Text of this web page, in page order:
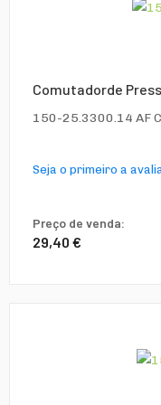
Comutadorde
150-25.3300.14 AF
Seja o primeiro a
Preço de venda:
29,40 €